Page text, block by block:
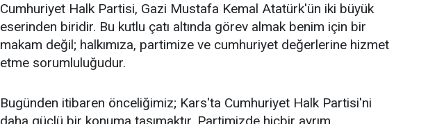
Cumhuriyet Halk Partisi, Gazi Mustafa Kemal Atatürk'ün iki büyük
eserinden biridir. Bu kutlu çatı altında görev almak benim için bir
makam değil; halkımıza, partimize ve cumhuriyet değerlerine hizmet
etme sorumluluğudur.
Bugünden itibaren önceliğimiz; Kars'ta Cumhuriyet Halk Partisi'ni